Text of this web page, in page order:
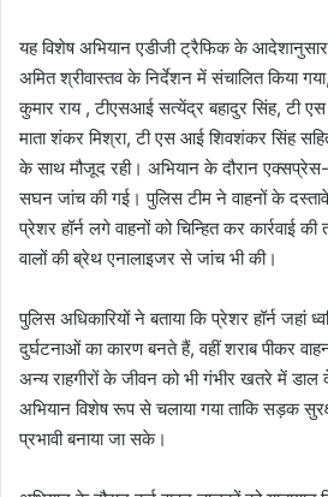
यह विशेष अभियान एडीजी ट्रैफिक के आदेशानुसार
अमित श्रीवास्तव के निर्देशन में संचालित किया
कुमार राय , टीएसआई सत्येंद्र बहादुर सिंह, टी
माता शंकर मिश्रा, टी एस आई शिवशंकर सिंह
के साथ मौजूद रही। अभियान के दौरान
सघन जांच की गई। पुलिस टीम ने वाहनों के
प्रेशर हॉर्न लगे वाहनों को चिन्हित कर कार्रवाई
वालों की ब्रेथ एनालाइजर से जांच भी की।
पुलिस अधिकारियों ने बताया कि प्रेशर हॉर्न
दुर्घटनाओं का कारण बनते हैं, वहीं शराब पीकर
अन्य राहगीरों के जीवन को भी गंभीर खतरे में
अभियान विशेष रूप से चलाया गया ताकि सड़क
प्रभावी बनाया जा सके।